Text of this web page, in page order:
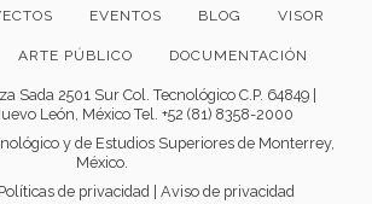
EVENTOS BLOG VISOR
ARTE PÚBLICO DOCUMENTACIÓN
Sada 2501 Sur Col. Tecnológico C.P. 64849 |
León, México Tel. +52 (81) 8358-2000
y de Estudios Superiores de Monterrey,
México.
Políticas de privacidad | Aviso de privacidad